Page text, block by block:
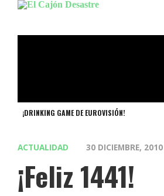
¡DRINKING GAME DE EUROVISIÓN!
ACTUALIDAD 30 DICIEMBRE, 2010
¡Feliz 1441!